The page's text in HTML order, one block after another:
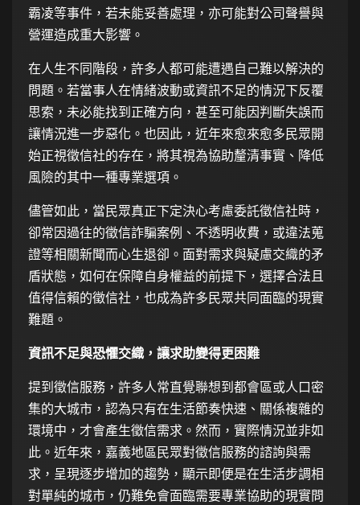
霸凌等事件，若未能妥善處理，亦可能對公司聲譽與
營運造成重大影響。
在人生不同階段，許多人都可能遭遇自己難以解決的
問題。若當事人在情緒波動或資訊不足的情況下反覆
思索，未必能找到正確方向，甚至可能因判斷失誤而
讓情況進一步惡化。也因此，近年來愈來愈多民眾開
始正視徵信社的存在，將其視為協助釐清事實、降低
風險的其中一種專業選項。
儘管如此，當民眾真正下定決心考慮委託徵信社時，
卻常因過往的徵信詐騙案例、不透明收費，或違法蒐
證等相關新聞而心生退卻。面對需求與疑慮交織的矛
盾狀態，如何在保障自身權益的前提下，選擇合法且
值得信賴的徵信社，也成為許多民眾共同面臨的現實
難題。
資訊不足與恐懼交織，讓求助變得更困難
提到徵信服務，許多人常直覺聯想到都會區或人口密
集的大城市，認為只有在生活節奏快速、關係複雜的
環境中，才會產生徵信需求。然而，實際情況並非如
此。近年來，嘉義地區民眾對徵信服務的諮詢與需
求，呈現逐步增加的趨勢，顯示即便是在生活步調相
對單純的城市，仍難免會面臨需要專業協助的現實問